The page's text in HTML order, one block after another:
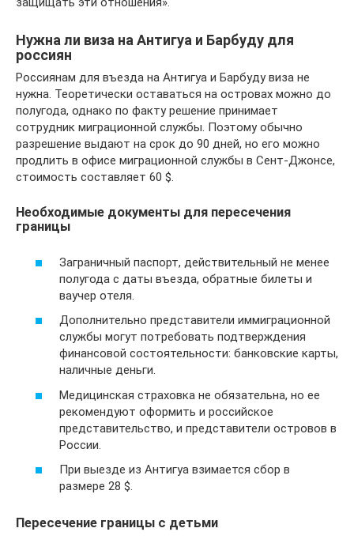
Нужна ли виза на Антигуа и Барбуду для
россиян
Россиянам для въезда на Антигуа и Барбуду виза не
нужна. Теоретически оставаться на островах можно до
полугода, однако по факту решение принимает
сотрудник миграционной службы. Поэтому обычно
разрешение выдают на срок до 90 дней, но его можно
продлить в офисе миграционной службы в Сент-Джонсе,
стоимость составляет 60 $.
Необходимые документы для пересечения
границы
Заграничный паспорт, действительный не менее
полугода с даты въезда, обратные билеты и
ваучер отеля.
Дополнительно представители иммиграционной
службы могут потребовать подтверждения
финансовой состоятельности: банковские карты,
наличные деньги.
Медицинская страховка не обязательна, но ее
рекомендуют оформить и российское
представительство, и представители островов в
России.
При выезде из Антигуа взимается сбор в
размере 28 $.
Пересечение границы с детьми